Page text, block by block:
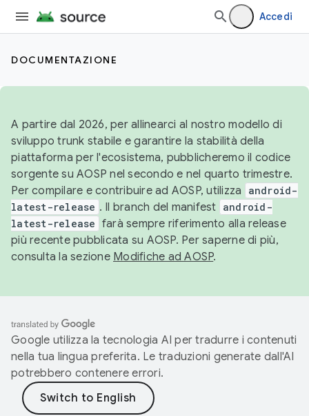
Accedi
DOCUMENTAZIONE
A partire dal 2026, per allinearci al nostro modello di
sviluppo trunk stabile e garantire la stabilità della
piattaforma per l'ecosistema, pubblicheremo il codice
sorgente su AOSP nel secondo e nel quarto trimestre.
Per compilare e contribuire ad AOSP, utilizza
android-
latest-release . Il branch del manifest android-
latest-release farà sempre riferimento alla release
più recente pubblicata su AOSP. Per saperne di più,
consulta la sezione Modifiche ad AOSP.
Google utilizza la tecnologia AI per tradurre i contenuti
nella tua lingua preferita. Le traduzioni generate dall'AI
potrebbero contenere errori.